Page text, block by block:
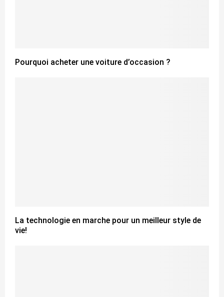
Pourquoi acheter une voiture d’occasion ?
La technologie en marche pour un meilleur style de
vie!